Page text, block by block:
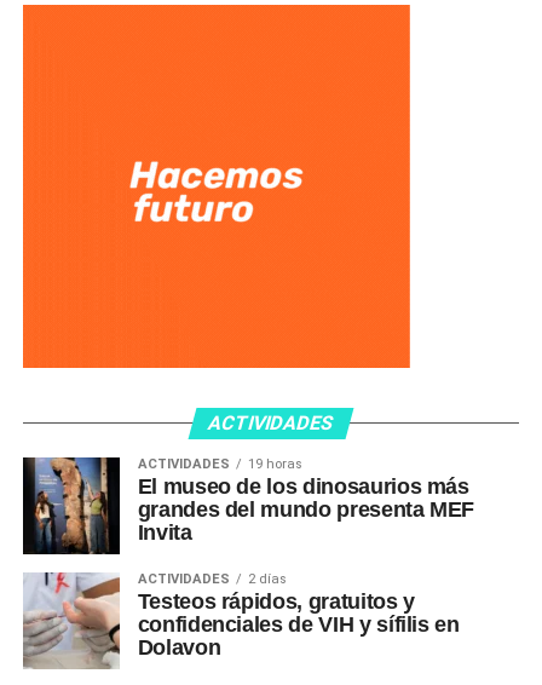
ACTIVIDADES
ACTIVIDADES 19 horas
El museo de los dinosaurios más
grandes del mundo presenta MEF
Invita
ACTIVIDADES 2 días
Testeos rápidos, gratuitos y
confidenciales de VIH y sífilis en
Dolavon